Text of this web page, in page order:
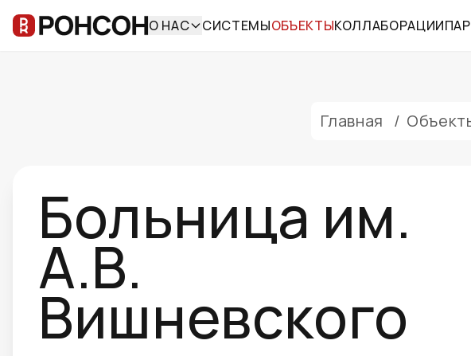
О НАС СИСТЕМЫОБЪЕКТЫКОЛЛАБОРАЦИИ
Главная /
Больница им.
А.В.
Вишневского